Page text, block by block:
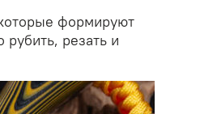
формируют
резать и